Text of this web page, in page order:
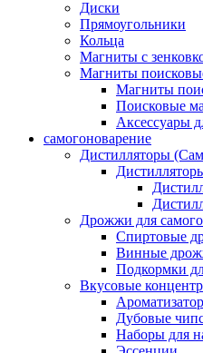
Диски
Прямоугольники
Кольца
Магниты с
Магниты
Магниты
Поисковые
Аксессуары
самогоноварение
Дистилляторы
Дрожжи для
Спиртовые
Винные
Подкормки
Вкусовые
Дубовые
Наборы для